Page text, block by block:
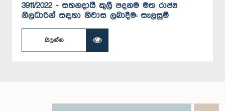
3911/2022 - සහනදායී කුලී පදනම මත රාජ්‍ය
නිලධාරින් සඳහා නිවාස ලබාදීම: සැලසුම්
බලන්න